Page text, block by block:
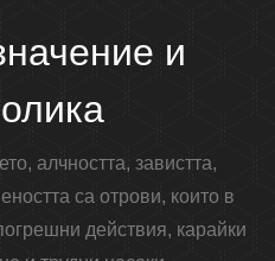
и
алчността, завистта,
са отрови, които в
действия, карайки